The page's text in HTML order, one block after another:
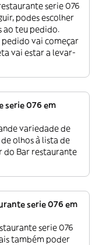
serie 076
podes escolher
ao teu pedido.
pedido vai começar
vai estar a levar-
serie 076 em
variedade de
olhos à lista de
do Bar restaurante
serie 076 em
serie 076
também poder